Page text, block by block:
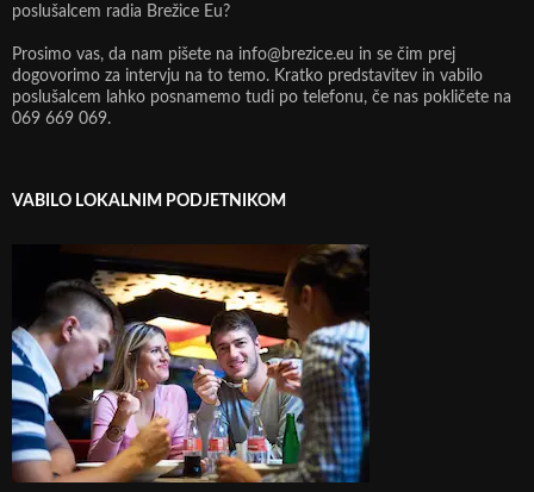
poslušalcem radia Brežice Eu?
Prosimo vas, da nam pišete na info@brezice.eu in se čim prej
dogovorimo za intervju na to temo. Kratko predstavitev in vabilo
poslušalcem lahko posnamemo tudi po telefonu, če nas pokličete na
069 669 069.
VABILO LOKALNIM PODJETNIKOM